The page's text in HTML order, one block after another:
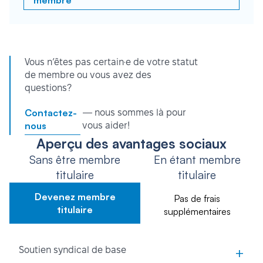
Vous n’êtes pas certain·e de votre statut
de membre ou vous avez des
questions?
Contactez-
nous
— nous sommes là pour
vous aider!
Aperçu des avantages sociaux
Sans être membre
titulaire
Devenez membre
titulaire
En étant membre
titulaire
Pas de frais
supplémentaires
Soutien syndical de base +